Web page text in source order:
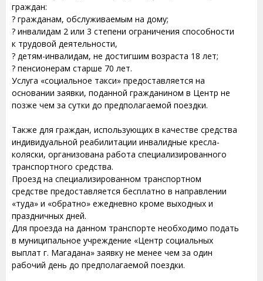
граждан:
? гражданам, обслуживаемым на дому;
? инвалидам 2 или 3 степени ограничения способности
к трудовой деятельности,
? детям-инвалидам, не достигшим возраста 18 лет;
? пенсионерам старше 70 лет.
Услуга «социальное такси» предоставляется на
основании заявки, поданной гражданином в Центр не
позже чем за сутки до предполагаемой поездки.
Также для граждан, использующих в качестве средства
индивидуальной реабилитации инвалидные кресла-
коляски, организована работа специализированного
транспортного средства.
Проезд на специализированном транспортном
средстве предоставляется бесплатно в направлении
«туда» и «обратно» ежедневно кроме выходных и
праздничных дней.
Для проезда на данном транспорте необходимо подать
в муниципальное учреждение «Центр социальных
выплат г. Магадана» заявку не менее чем за один
рабочий день до предполагаемой поездки.